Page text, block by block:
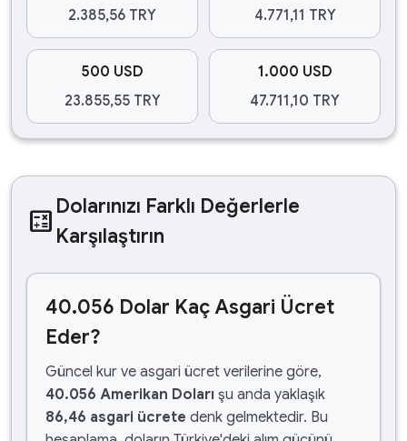
2.385,56 TRY
4.771,11 TRY
500 USD
23.855,55 TRY
1.000 USD
47.711,10 TRY
calculate Dolarınızı Farklı Değerlerle
Karşılaştırın
40.056 Dolar Kaç Asgari Ücret
Eder?
Güncel kur ve asgari ücret verilerine göre,
40.056 Amerikan Doları şu anda yaklaşık
86,46 asgari ücrete denk gelmektedir. Bu